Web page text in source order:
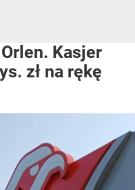
Kasjer
zł na rękę